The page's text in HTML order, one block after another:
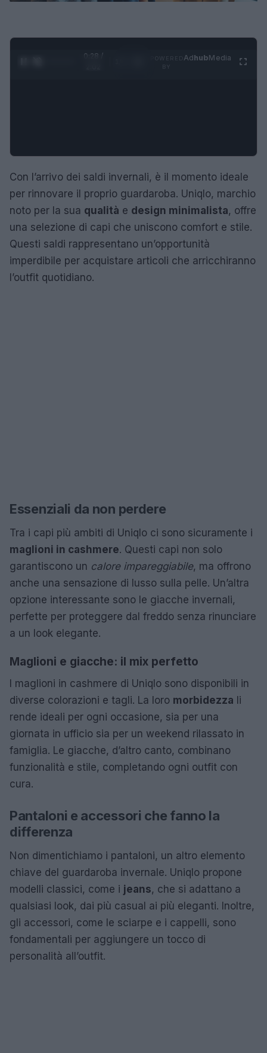
0:28 /
AdhubMedia
Con l’arrivo dei saldi invernali, è il momento ideale
per rinnovare il proprio guardaroba. Uniqlo, marchio
noto per la sua qualità e design minimalista, offre
una selezione di capi che uniscono comfort e stile.
Questi saldi rappresentano un’opportunità
imperdibile per acquistare articoli che arricchiranno
l’outfit quotidiano.
Essenziali da non perdere
Tra i capi più ambiti di Uniqlo ci sono sicuramente i
maglioni in cashmere. Questi capi non solo
garantiscono un calore impareggiabile, ma offrono
anche una sensazione di lusso sulla pelle. Un’altra
opzione interessante sono le giacche invernali,
perfette per proteggere dal freddo senza rinunciare
a un look elegante.
Maglioni e giacche: il mix perfetto
I maglioni in cashmere di Uniqlo sono disponibili in
diverse colorazioni e tagli. La loro morbidezza li
rende ideali per ogni occasione, sia per una
giornata in ufficio sia per un weekend rilassato in
famiglia. Le giacche, d’altro canto, combinano
funzionalità e stile, completando ogni outfit con
cura.
Pantaloni e accessori che fanno la
differenza
Non dimentichiamo i pantaloni, un altro elemento
chiave del guardaroba invernale. Uniqlo propone
modelli classici, come i jeans, che si adattano a
qualsiasi look, dai più casual ai più eleganti. Inoltre,
gli accessori, come le sciarpe e i cappelli, sono
fondamentali per aggiungere un tocco di
personalità all’outfit.